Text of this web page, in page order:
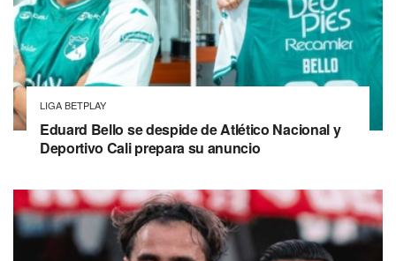
LIGA BETPLAY
Eduard Bello se despide de Atlético Nacional y
Deportivo Cali prepara su anuncio